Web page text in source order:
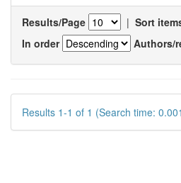
Results/Page | Sort
In order
Authors/
Results 1-1 of 1 (Search time: